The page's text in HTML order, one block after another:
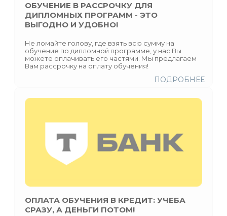
ОБУЧЕНИЕ В РАССРОЧКУ ДЛЯ
ДИПЛОМНЫХ ПРОГРАММ - ЭТО
ВЫГОДНО И УДОБНО!
Не ломайте голову, где взять всю сумму на
обучение по дипломной программе, у нас Вы
можете оплачивать его частями. Мы предлагаем
Вам рассрочку на оплату обучения!
ПОДРОБНЕЕ
ОПЛАТА ОБУЧЕНИЯ В КРЕДИТ: УЧЕБА
СРАЗУ, А ДЕНЬГИ ПОТОМ!